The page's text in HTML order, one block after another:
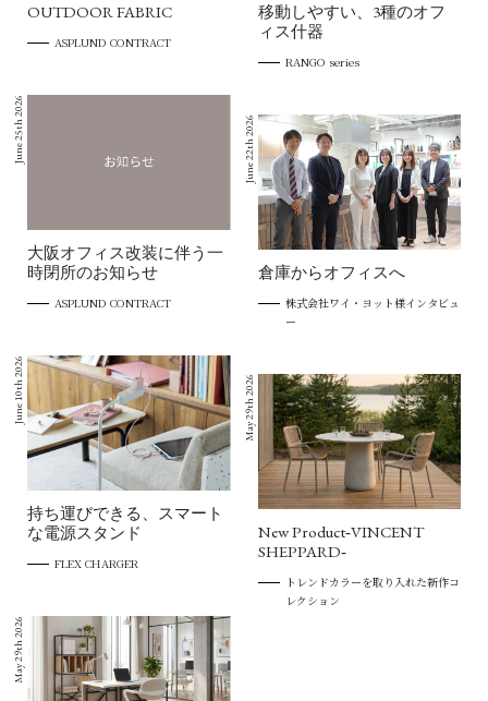
OUTDOOR FABRIC
ASPLUND CONTRACT
移動しやすい、3種のオフ
ィス什器
RANGO series
June 25th 2026
大阪オフィス改装に伴う一
時閉所のお知らせ
ASPLUND CONTRACT
June 22th 2026
倉庫からオフィスへ
株式会社ワイ・ヨット様インタビュ
ー
June 10th 2026
持ち運びできる、スマート
な電源スタンド
FLEX CHARGER
May 29th 2026
New Product‐VINCENT
SHEPPARD‐
トレンドカラーを取り入れた新作コ
レクション
May 29th 2026